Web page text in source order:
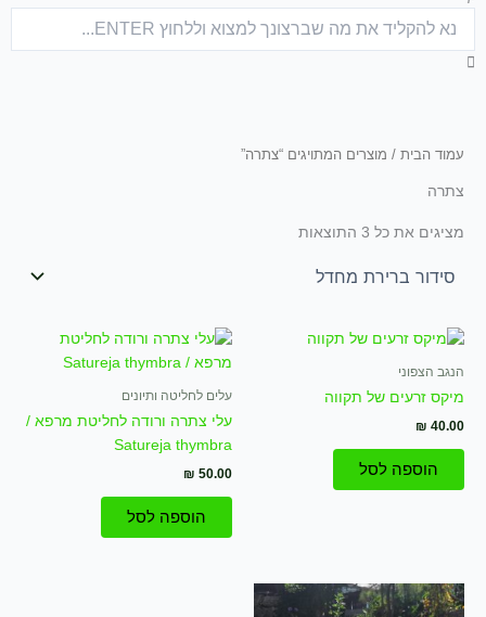
עמוד הבית / מוצרים המתויגים “צתרה”
צתרה
מציגים את כל ⁦3⁩ התוצאות
הנגב הצפוני
מיקס זרעים של תקווה
₪ 40.00
הוספה לסל
עלים לחליטה ותיונים
עלי צתרה ורודה לחליטת מרפא /
Satureja thymbra
₪ 50.00
הוספה לסל
המחיר
המקורי
המחיר
הנוכחי